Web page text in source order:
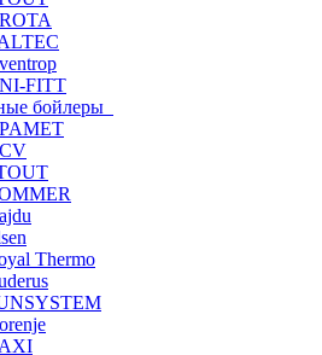
FITT
бойлеры
Thermo